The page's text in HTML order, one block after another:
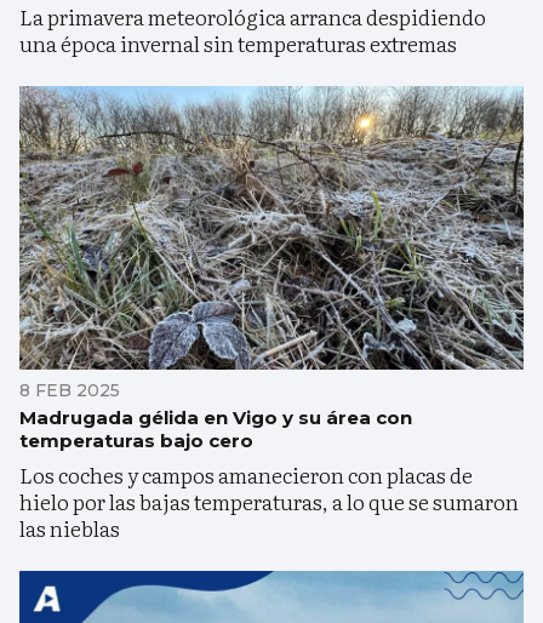
La primavera meteorológica arranca despidiendo
una época invernal sin temperaturas extremas
8 FEB 2025
Madrugada gélida en Vigo y su área con
temperaturas bajo cero
Los coches y campos amanecieron con placas de
hielo por las bajas temperaturas, a lo que se sumaron
las nieblas